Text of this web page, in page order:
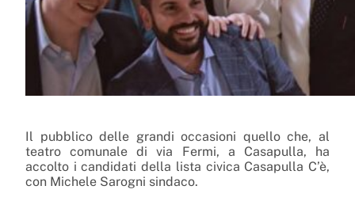
Il pubblico delle grandi occasioni quello che, al
teatro comunale di via Fermi, a Casapulla, ha
accolto i candidati della lista civica Casapulla C’è,
con Michele Sarogni sindaco.